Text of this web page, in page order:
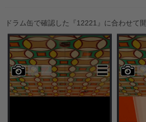
ドラム缶で確認した『12221』に合わせて開